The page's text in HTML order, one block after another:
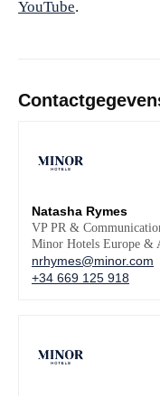
YouTube.
Natasha Rymes
VP PR &
Minor Hotels Europe &
nrhymes@minor.com
+34 669 125 918